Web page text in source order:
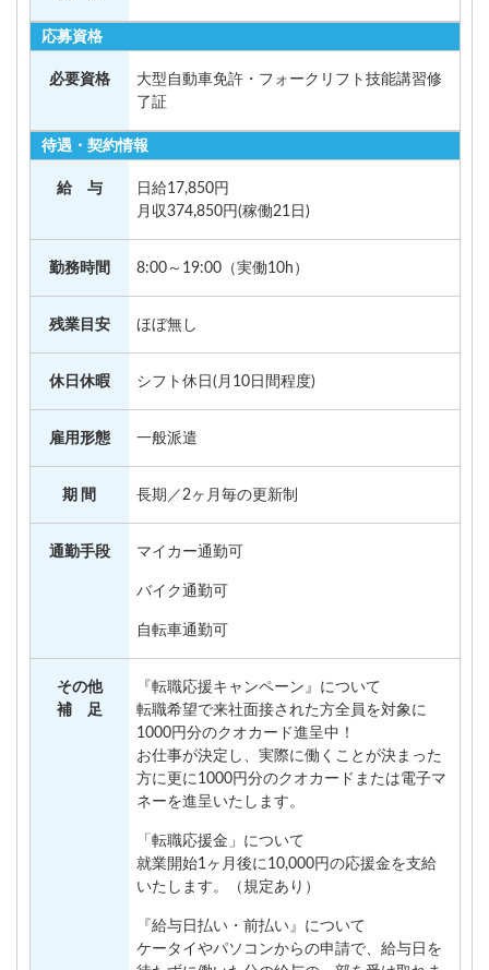
応募資格
必要資格
大型自動車免許・フォークリフト技能講習修
了証
待遇・契約情報
給 与
日給17,850円
月収374,850円(稼働21日)
勤務時間 8:00～19:00（実働10h）
残業目安 ほぼ無し
休日休暇 シフト休日(月10日間程度)
雇用形態 一般派遣
期 間 長期／2ヶ月毎の更新制
通勤手段 マイカー通勤可
バイク通勤可
自転車通勤可
その他
補 足
『転職応援キャンペーン』について
転職希望で来社面接された方全員を対象に
1000円分のクオカード進呈中！
お仕事が決定し、実際に働くことが決まった
方に更に1000円分のクオカードまたは電子マ
ネーを進呈いたします。
「転職応援金」について
就業開始1ヶ月後に10,000円の応援金を支給
いたします。（規定あり）
『給与日払い・前払い』について
ケータイやパソコンからの申請で、給与日を